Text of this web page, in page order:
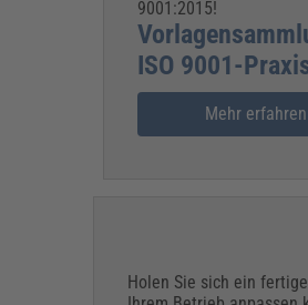
9001:2015!
ISO 9001-
Mehr erfahren
Holen Sie sich ein